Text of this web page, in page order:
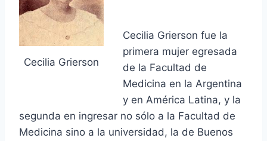
Cecilia Grierson
Cecilia Grierson fue la
primera mujer egresada
de la Facultad de
Medicina en la Argentina
y en América Latina, y la
segunda en ingresar no sólo a la Facultad de
Medicina sino a la universidad, la de Buenos